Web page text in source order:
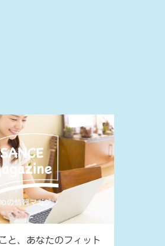
と、あなたのフィット